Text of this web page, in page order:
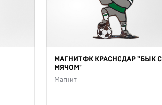
МАГНИТ ФК КРАСНОДАР "БЫК С
МЯЧОМ"
Магнит